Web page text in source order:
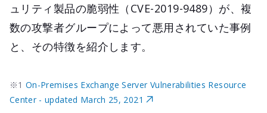
ュリティ製品の脆弱性（CVE-2019-9489）が、複
数の攻撃者グループによって悪用されていた事例
と、その特徴を紹介します。
※1On-Premises Exchange Server Vulnerabilities Resource
Center - updated March 25, 2021